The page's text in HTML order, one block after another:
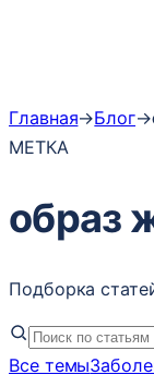
Главная→Блог→
МЕТКА
образ
Подборка
Все темы